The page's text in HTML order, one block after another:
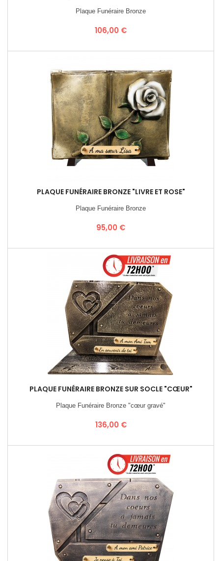
Plaque Funéraire Bronze
Prix
106,00 €
PLAQUE FUNÉRAIRE BRONZE "LIVRE ET ROSE"
Plaque Funéraire Bronze
Prix
95,00 €
PLAQUE FUNÉRAIRE BRONZE SUR SOCLE "CŒUR"
Plaque Funéraire Bronze "cœur gravé"
Prix
136,00 €